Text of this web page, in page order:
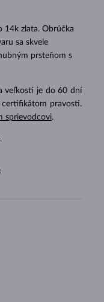
14k zlata. Obrúčka
sa skvele
prsteňom s
veľkosti je do 60 dní
certifikátom pravosti.
sprievodcovi.